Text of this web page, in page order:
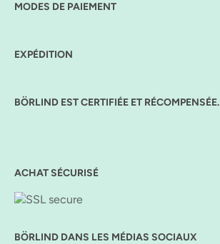
MODES DE PAIEMENT
EXPÉDITION
BÖRLIND EST CERTIFIÉE ET RÉCOMPENSÉE.
ACHAT SÉCURISÉ
BÖRLIND DANS LES MÉDIAS SOCIAUX